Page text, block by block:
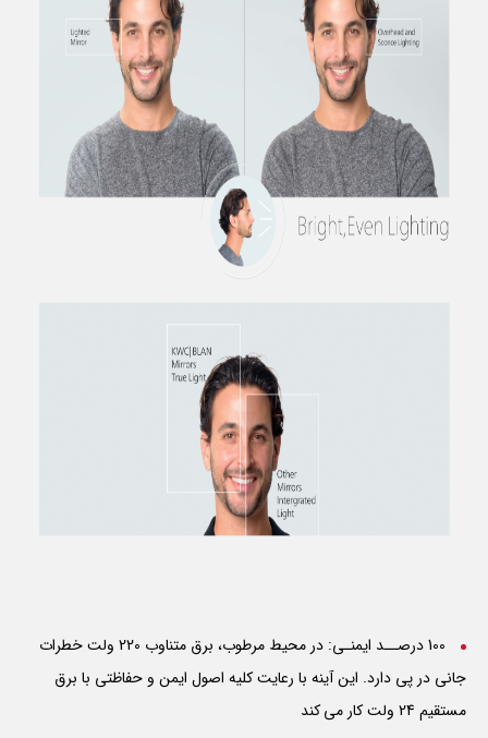
100 درصــد ایمنـی: در محیط مرطوب، برق متناوب 220 ولت خطرات
جانی در پی دارد. این آینه با رعایت کلیه اصول ایمن و حفاظتی با برق
مستقیم 24 ولت کار می کند